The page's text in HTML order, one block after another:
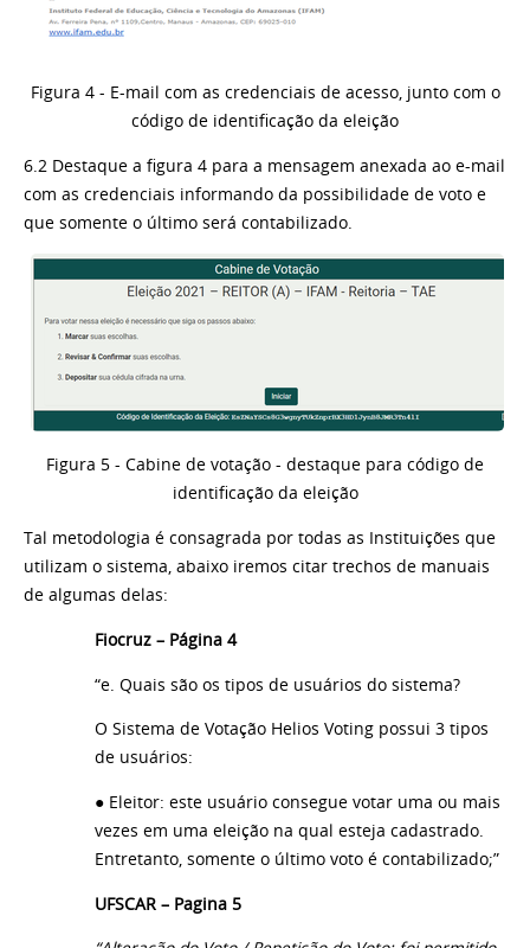
Figura 4 - E-mail com as credenciais de acesso, junto com o
código de identificação da eleição
6.2 Destaque a figura 4 para a mensagem anexada ao e-mail
com as credenciais informando da possibilidade de voto e
que somente o último será contabilizado.
Figura 5 - Cabine de votação - destaque para código de
identificação da eleição
Tal metodologia é consagrada por todas as Instituições que
utilizam o sistema, abaixo iremos citar trechos de manuais
de algumas delas:
Fiocruz – Página 4
“e. Quais são os tipos de usuários do sistema?
O Sistema de Votação Helios Voting possui 3 tipos
de usuários:
● Eleitor: este usuário consegue votar uma ou mais
vezes em uma eleição na qual esteja cadastrado.
Entretanto, somente o último voto é contabilizado;”
UFSCAR – Pagina 5